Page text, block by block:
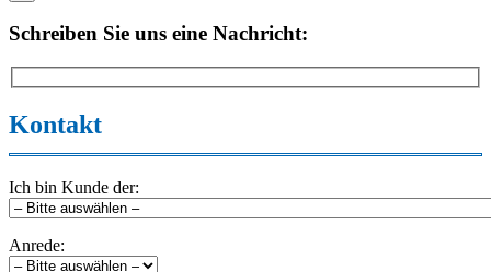
Schreiben Sie uns eine Nachricht:
Kontakt
Ich bin Kunde der:
Anrede: